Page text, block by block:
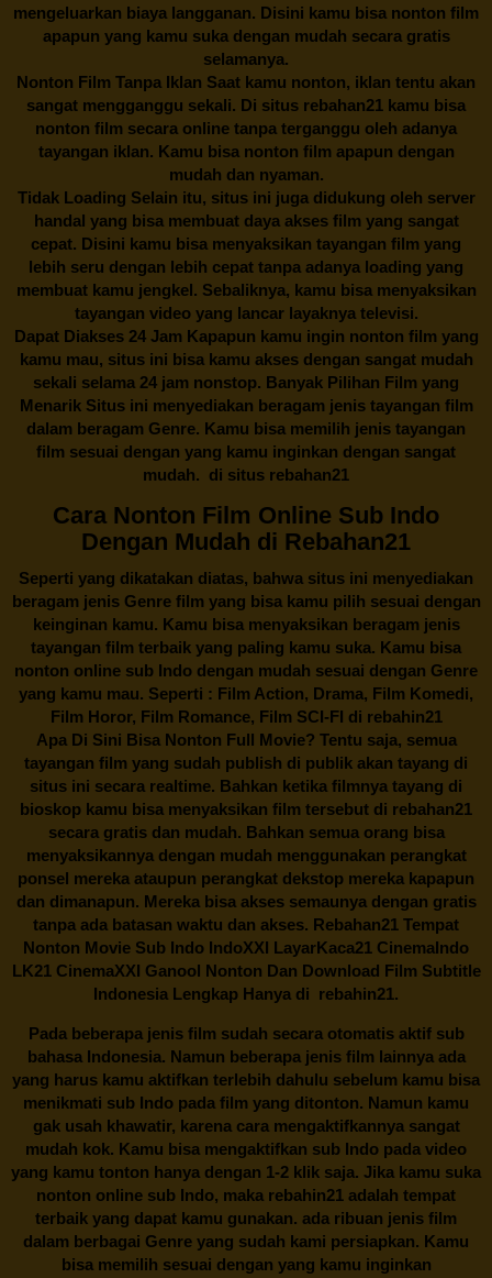
mengeluarkan biaya langganan. Disini kamu bisa nonton film
apapun yang kamu suka dengan mudah secara gratis
selamanya.
Nonton Film Tanpa Iklan Saat kamu nonton, iklan tentu akan
sangat mengganggu sekali. Di situs rebahan21 kamu bisa
nonton film secara online tanpa terganggu oleh adanya
tayangan iklan. Kamu bisa nonton film apapun dengan
mudah dan nyaman.
Tidak Loading Selain itu, situs ini juga didukung oleh server
handal yang bisa membuat daya akses film yang sangat
cepat. Disini kamu bisa menyaksikan tayangan film yang
lebih seru dengan lebih cepat tanpa adanya loading yang
membuat kamu jengkel. Sebaliknya, kamu bisa menyaksikan
tayangan video yang lancar layaknya televisi.
Dapat Diakses 24 Jam Kapapun kamu ingin nonton film yang
kamu mau, situs ini bisa kamu akses dengan sangat mudah
sekali selama 24 jam nonstop. Banyak Pilihan Film yang
Menarik Situs ini menyediakan beragam jenis tayangan film
dalam beragam Genre. Kamu bisa memilih jenis tayangan
film sesuai dengan yang kamu inginkan dengan sangat
mudah. di situs rebahan21
Cara Nonton Film Online Sub Indo
Dengan Mudah di Rebahan21
Seperti yang dikatakan diatas, bahwa situs ini menyediakan
beragam jenis Genre film yang bisa kamu pilih sesuai dengan
keinginan kamu. Kamu bisa menyaksikan beragam jenis
tayangan film terbaik yang paling kamu suka. Kamu bisa
nonton online sub Indo dengan mudah sesuai dengan Genre
yang kamu mau. Seperti : Film Action, Drama, Film Komedi,
Film Horor, Film Romance, Film SCI-FI di rebahin21
Apa Di Sini Bisa Nonton Full Movie? Tentu saja, semua
tayangan film yang sudah publish di publik akan tayang di
situs ini secara realtime. Bahkan ketika filmnya tayang di
bioskop kamu bisa menyaksikan film tersebut di rebahan21
secara gratis dan mudah. Bahkan semua orang bisa
menyaksikannya dengan mudah menggunakan perangkat
ponsel mereka ataupun perangkat dekstop mereka kapapun
dan dimanapun. Mereka bisa akses semaunya dengan gratis
tanpa ada batasan waktu dan akses. Rebahan21 Tempat
Nonton Movie Sub Indo IndoXXI LayarKaca21 CinemaIndo
LK21 CinemaXXI Ganool Nonton Dan Download Film Subtitle
Indonesia Lengkap Hanya di rebahin21.
Pada beberapa jenis film sudah secara otomatis aktif sub
bahasa Indonesia. Namun beberapa jenis film lainnya ada
yang harus kamu aktifkan terlebih dahulu sebelum kamu bisa
menikmati sub Indo pada film yang ditonton. Namun kamu
gak usah khawatir, karena cara mengaktifkannya sangat
mudah kok. Kamu bisa mengaktifkan sub Indo pada video
yang kamu tonton hanya dengan 1-2 klik saja. Jika kamu suka
nonton online sub Indo, maka rebahin21 adalah tempat
terbaik yang dapat kamu gunakan. ada ribuan jenis film
dalam berbagai Genre yang sudah kami persiapkan. Kamu
bisa memilih sesuai dengan yang kamu inginkan